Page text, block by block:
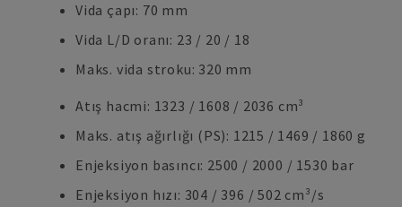
Vida çapı: 70 mm
Vida L/D oranı: 23 / 20 / 18
Maks. vida stroku: 320 mm
Atış hacmi: 1323 / 1608 / 2036 cm³
Maks. atış ağırlığı (PS): 1215 / 1469 / 1860 g
Enjeksiyon basıncı: 2500 / 2000 / 1530 bar
Enjeksiyon hızı: 304 / 396 / 502 cm³/s